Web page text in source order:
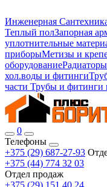
Инженерная
Теплый полЗапорная
уплотнительные
приборыМетизы и
оборудование
хол.воды и фитинги
части Трубы и фитинги
0
Телефоны
+375 (29) 687-27-93
+375 (44) 774 32 03
Отдел продаж
+375 (29) 151 40 24